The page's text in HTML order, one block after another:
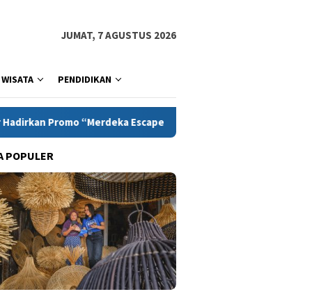
JUMAT, 7 AGUSTUS 2026
WISATA PENDIDIKAN
Escape”, memperingati Bulan Kemerdekaan
POPULER